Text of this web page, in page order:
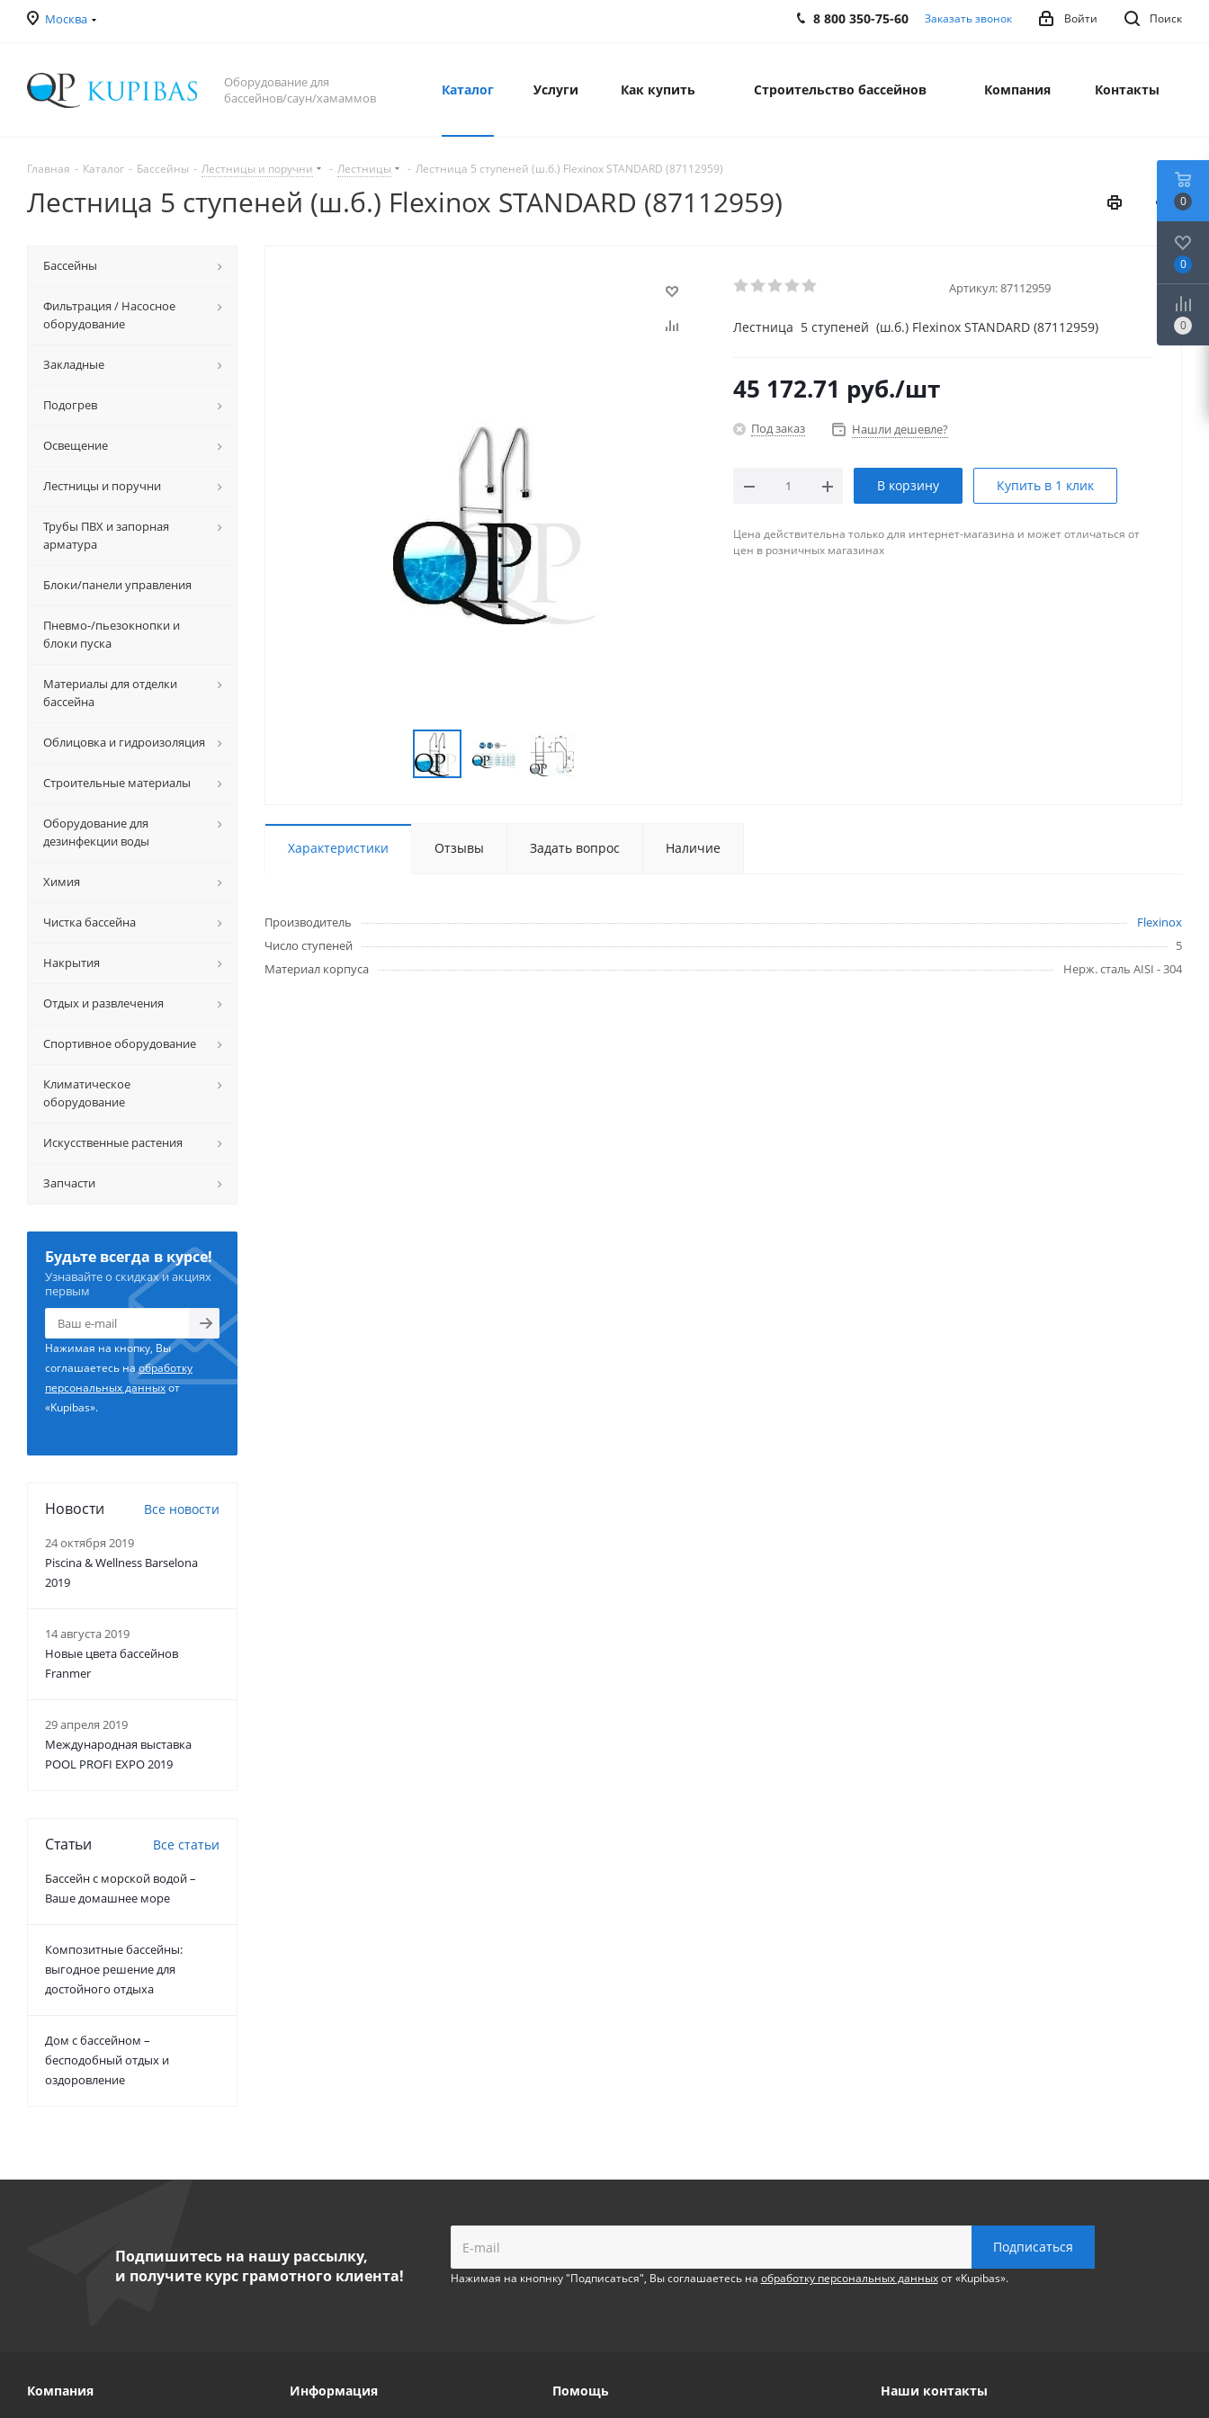
Москва Поиск
Войти
8 800 350-75-60 Заказать звонок
Оборудование для
бассейнов/саун/хамаммов
Каталог Услуги Как купить Строительство бассейнов Компания Контакты
Главная - Каталог - Бассейны - Лестницы и поручни - Лестницы - Лестница 5 ступеней (ш.б.) Flexinox STANDARD (87112959)
Лестница 5 ступеней (ш.б.) Flexinox STANDARD (87112959)
Артикул:87112959
Лестница 5 ступеней (ш.б.) Flexinox STANDARD (87112959)
45 172.71 руб./шт
Под заказ Нашли дешевле?
В корзину Купить в 1 клик
Цена действительна только для интернет-магазина и может отличаться от
цен в розничных магазинах
Характеристики Отзывы Задать вопрос Наличие
Производитель
Flexinox
Число ступеней
5
Материал корпуса
Нерж. сталь AISI - 304
Бассейны
Фильтрация / Насосное
оборудование
Закладные
Подогрев
Освещение
Лестницы и поручни
Трубы ПВХ и запорная
арматура
Блоки/панели управления
Пневмо-/пьезокнопки и
блоки пуска
Материалы для отделки
бассейна
Облицовка и гидроизоляция
Строительные материалы
Оборудование для
дезинфекции воды
Химия
Чистка бассейна
Накрытия
Отдых и развлечения
Спортивное оборудование
Климатическое
оборудование
Искусственные растения
Запчасти
Будьте всегда в курсе!
Узнавайте о скидках и акциях
первым
Нажимая на кнопку, Вы
соглашаетесь наобработку
персональных данныхот
«Kupibas».
Новости Все новости
24 октября 2019
Piscina & Wellness Barselona
2019
14 августа 2019
Новые цвета бассейнов
Franmer
29 апреля 2019
Международная выставка
POOL PROFI EXPO 2019
Статьи Все статьи
Бассейн с морской водой –
Ваше домашнее море
Композитные бассейны:
выгодное решение для
достойного отдыха
Дом с бассейном –
бесподобный отдых и
оздоровление
Подпишитесь на нашу рассылку,
и получите курс грамотного клиента!
Нажимая на кнопнку "Подписаться", Вы соглашаетесь на обработку персональных данныхот «Kupibas».
Компания Информация Помощь Наши контакты
0
0
0